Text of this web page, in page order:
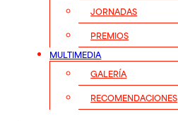
JORNADAS
PREMIOS
MULTIMEDIA
GALERÍA
RECOMENDACIONES